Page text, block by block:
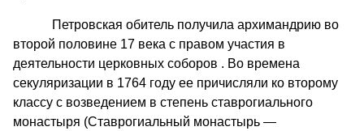
Петровская обитель получила архимандрию во
второй половине 17 века с правом участия в
деятельности церковных соборов . Во времена
секуляризации в 1764 году ее причисляли ко второму
классу с возведением в степень ставрогиального
монастыря (Ставрогиальный монастырь —